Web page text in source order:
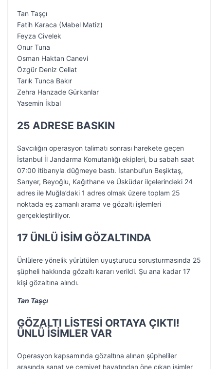
Tan Taşçı
Fatih Karaca (Mabel Matiz)
Feyza Civelek
Onur Tuna
Osman Haktan Canevi
Özgür Deniz Cellat
Tarık Tunca Bakır
Zehra Hanzade Gürkanlar
Yasemin İkbal
25 ADRESE BASKIN
Savcılığın operasyon talimatı sonrası harekete geçen
İstanbul İl Jandarma Komutanlığı ekipleri, bu sabah saat
07:00 itibarıyla düğmeye bastı. İstanbul’un Beşiktaş,
Sarıyer, Beyoğlu, Kağıthane ve Üsküdar ilçelerindeki 24
adres ile Muğla’daki 1 adres olmak üzere toplam 25
noktada eş zamanlı arama ve gözaltı işlemleri
gerçekleştiriliyor.
17 ÜNLÜ İSİM GÖZALTINDA
Ünlülere yönelik yürütülen uyuşturucu soruşturmasında 25
şüpheli hakkında gözaltı kararı verildi. Şu ana kadar 17
kişi gözaltına alındı.
Tan Taşçı
GÖZALTI LİSTESİ ORTAYA ÇIKTI!
ÜNLÜ İSİMLER VAR
Operasyon kapsamında gözaltına alınan şüpheliler
arasında sanat ve cemiyet hayatından öne çıkan isimler